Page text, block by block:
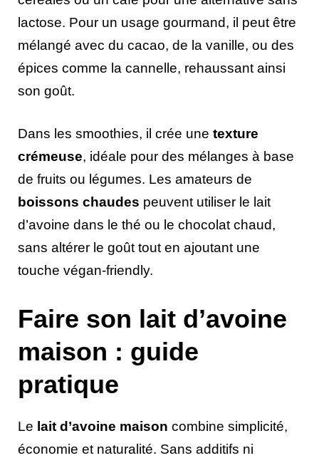
lactose. Pour un usage gourmand, il peut être
mélangé avec du cacao, de la vanille, ou des
épices comme la cannelle, rehaussant ainsi
son goût.
Dans les smoothies, il crée une texture
crémeuse, idéale pour des mélanges à base
de fruits ou légumes. Les amateurs de
boissons chaudes peuvent utiliser le lait
d’avoine dans le thé ou le chocolat chaud,
sans altérer le goût tout en ajoutant une
touche végan-friendly.
Faire son lait d’avoine
maison : guide
pratique
Le lait d’avoine maison combine simplicité,
économie et naturalité. Sans additifs ni